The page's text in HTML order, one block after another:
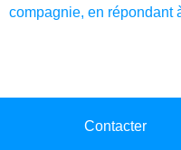
compagnie, en répondant
Contacter